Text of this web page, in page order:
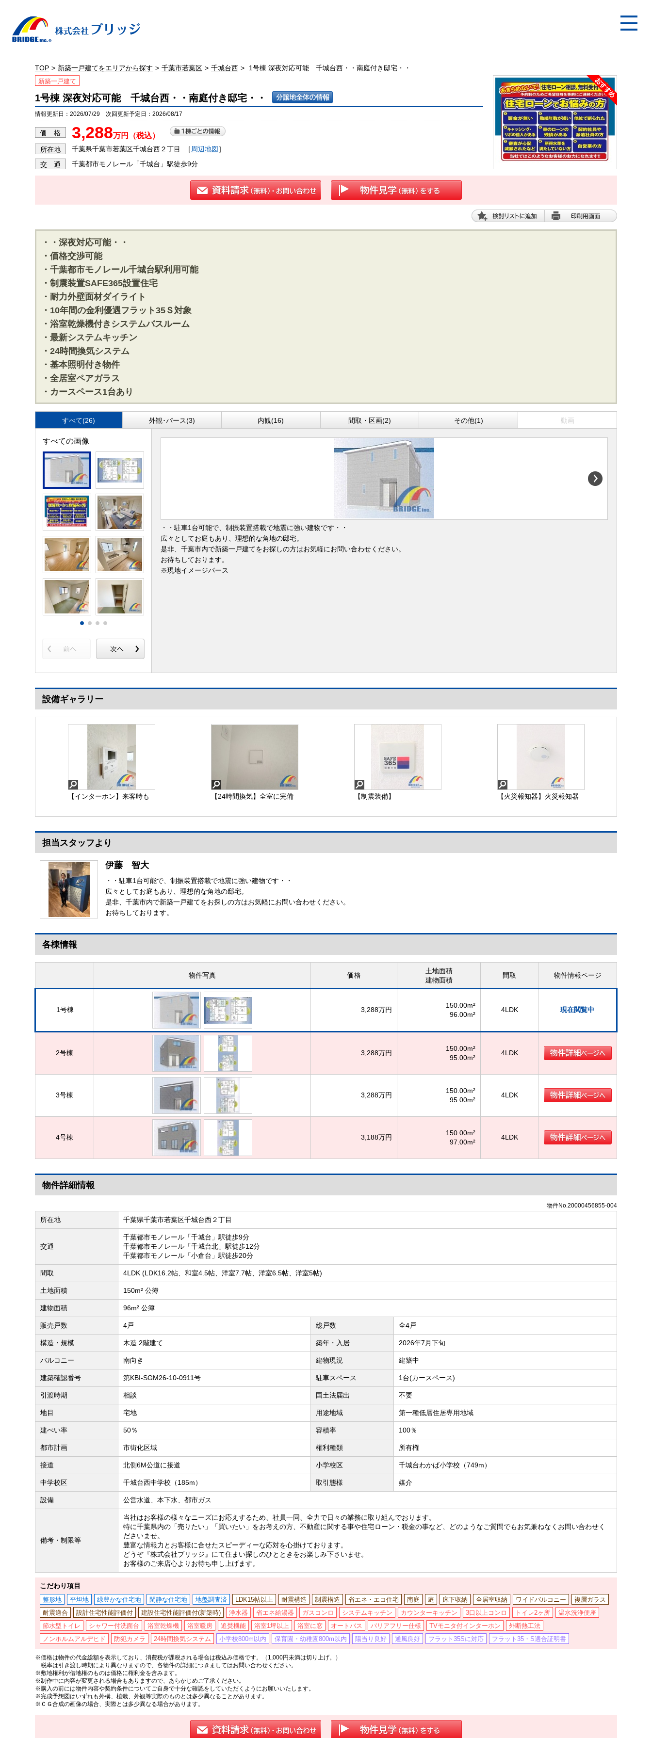
TOP 新築一戸建てをエリアから探す 千葉市若葉区 千城台西 1号棟 深夜対応可能 千城台西・・南庭付き邸宅・・
新築一戸建て
1号棟 深夜対応可能 千城台西・・南庭付き邸宅・・
情報更新日：2026/07/29 次回更新予定日：2026/08/17
価 格 3,288万円（税込）
所在地 千葉県千葉市若葉区千城台西２丁目 ［ 周辺地図］
交 通 千葉都市モノレール「千城台」駅徒歩9分
・・深夜対応可能・・
・価格交渉可能
・千葉都市モノレール千城台駅利用可能
・制震装置SAFE365設置住宅
・耐力外壁面材ダイライト
・10年間の金利優遇フラット35Ｓ対象
・浴室乾燥機付きシステムバスルーム
・最新システムキッチン
・24時間換気システム
・基本照明付き物件
・全居室ペアガラス
・カースペース1台あり
すべて(26) 外観･パース(3) 内観(16) 間取・区画(2) その他(1) 動画
すべての画像
・・駐車1台可能で、制振装置搭載で地震に強い建物です・・
広々としてお庭もあり、理想的な角地の邸宅。
是非、千葉市内で新築一戸建てをお探しの方はお気軽にお問い合わせください。
お待ちしております。
※現地イメージパース
設備ギャラリー
【インターホン】
【インターホン】来客時も
付きインターホン
【24時間換気】全室に完備
もバッチリ♪
【制震装備】
【火災報知器】火災報知器
担当スタッフより
伊藤 智大
・・駐車1台可能で、制振装置搭載で地震に強い建物です・・
広々としてお庭もあり、理想的な角地の邸宅。
是非、千葉市内で新築一戸建てをお探しの方はお気軽にお問い合わせください。
お待ちしております。
各棟情報
物件写真 価格
土地面積
建物面積
間取 物件情報ページ
1号棟 3,288万円
150.00m²
96.00m²
4LDK 現在閲覧中
2号棟 3,288万円
150.00m²
95.00m²
4LDK
3号棟 3,288万円
150.00m²
95.00m²
4LDK
4号棟 3,188万円
150.00m²
97.00m²
4LDK
物件詳細情報
物件No.20000456855-004
所在地 千葉県千葉市若葉区千城台西２丁目
交通
千葉都市モノレール「千城台」駅徒歩9分
千葉都市モノレール「千城台北」駅徒歩12分
千葉都市モノレール「小倉台」駅徒歩20分
間取 4LDK (LDK16.2帖、和室4.5帖、洋室7.7帖、洋室6.5帖、洋室5帖)
土地面積 150m² 公簿
建物面積 96m² 公簿
販売戸数 4戸 総戸数 全4戸
構造・規模 木造 2階建て 築年・入居 2026年7月下旬
バルコニー 南向き 建物現況 建築中
建築確認番号 第KBI-SGM26-10-0911号 駐車スペース 1台(カースペース)
引渡時期 相談 国土法届出 不要
地目 宅地 用途地域 第一種低層住居専用地域
建ぺい率 50％ 容積率 100％
都市計画 市街化区域 権利種類 所有権
接道 北側6M公道に接道 小学校区 千城台わかば小学校（749m）
中学校区 千城台西中学校（185m） 取引態様 媒介
設備 公営水道、本下水、都市ガス
備考・制限等
当社はお客様の様々なニーズにお応えするため、社員一同、全力で日々の業務に取り組んでおります。
特に千葉県内の「売りたい」「買いたい」をお考えの方、不動産に関する事や住宅ローン・税金の事など、どのようなご質問でもお気兼ねなくお問い合わせく
ださいませ。
豊富な情報力とお客様に合せたスピーディーな応対を心掛けております。
どうぞ『株式会社ブリッジ』にて住まい探しのひとときをお楽しみ下さいませ。
お客様のご来店心よりお待ち申し上げます。
こだわり項目
整形地 平坦地 緑豊かな住宅地 閑静な住宅地 地盤調査済 LDK15帖以上 耐震構造 制震構造 省エネ・エコ住宅 南庭 庭 床下収納 全居室収納 ワイドバルコニー
複層ガラス
耐震適合
設計住宅性能評価付 建設住宅性能評価付(新築時) 浄水器 省エネ給湯器 ガスコンロ システムキッチン カウンターキッチン 3口以上コンロ トイレ2ヶ所
温水洗浄便座
節水型トイレ
シャワー付洗面台 浴室乾燥機 浴室暖房 追焚機能 浴室1坪以上 浴室に窓 オートバス バリアフリー仕様 TVモニタ付インターホン
外断熱工法
ノンホルムアルデヒド
防犯カメラ 24時間換気システム 小学校800m以内 保育園・幼稚園800m以内 陽当り良好 通風良好 フラット35Sに対応 フラット35・S適合証明書
※価格は物件の代金総額を表示しており、消費税が課税される場合は税込み価格です。（1,000円未満は切り上げ。）
税率は引き渡し時期により異なりますので、各物件の詳細につきましてはお問い合わせください。
※敷地権利が借地権のものは価格に権利金を含みます。
※制作中に内容が変更される場合もありますので、あらかじめご了承ください。
※購入の前には物件内容や契約条件についてご自身で十分な確認をしていただくようにお願いいたします。
※完成予想図はいずれも外構、植栽、外観等実際のものとは多少異なることがあります。
※ＣＧ合成の画像の場合、実際とは多少異なる場合があります。